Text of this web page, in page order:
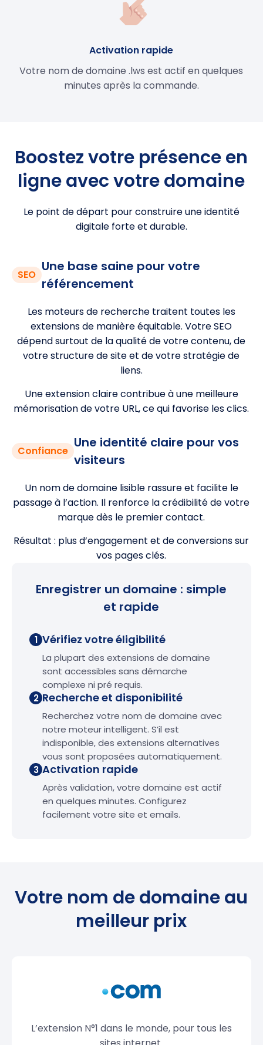
Activation rapide
Votre nom de domaine .lws est actif en quelques
minutes après la commande.
Boostez votre présence en
ligne avec votre domaine
Le point de départ pour construire une identité
digitale forte et durable.
SEO
Une base saine pour votre
référencement
Les moteurs de recherche traitent toutes les
extensions de manière équitable. Votre SEO
dépend surtout de la qualité de votre contenu, de
votre structure de site et de votre stratégie de
liens.
Une extension claire contribue à une meilleure
mémorisation de votre URL, ce qui favorise les clics.
Confiance
Une identité claire pour vos
visiteurs
Un nom de domaine lisible rassure et facilite le
passage à l’action. Il renforce la crédibilité de votre
marque dès le premier contact.
Résultat : plus d’engagement et de conversions sur
vos pages clés.
Enregistrer un domaine : simple
et rapide
1 Vérifiez votre éligibilité
La plupart des extensions de domaine
sont accessibles sans démarche
complexe ni pré requis.
2 Recherche et disponibilité
Recherchez votre nom de domaine avec
notre moteur intelligent. S’il est
indisponible, des extensions alternatives
vous sont proposées automatiquement.
3 Activation rapide
Après validation, votre domaine est actif
en quelques minutes. Configurez
facilement votre site et emails.
Votre nom de domaine au
meilleur prix
L’extension N°1 dans le monde, pour tous les